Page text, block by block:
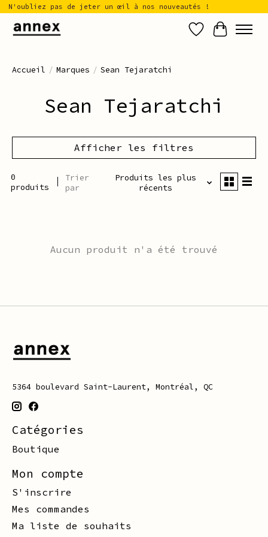
N'oubliez pas de jeter un œil à nos nouveautés !
Liste de
Panier
Accueil / Marques / Sean Tejaratchi
Sean Tejaratchi
Afficher les filtres
0
produits
Trier
par
Produits les plus
récents
Aucun produit n'a été trouvé
5364 boulevard Saint-Laurent, Montréal, QC
Catégories
Boutique
Mon compte
S'inscrire
Mes commandes
Ma liste de souhaits